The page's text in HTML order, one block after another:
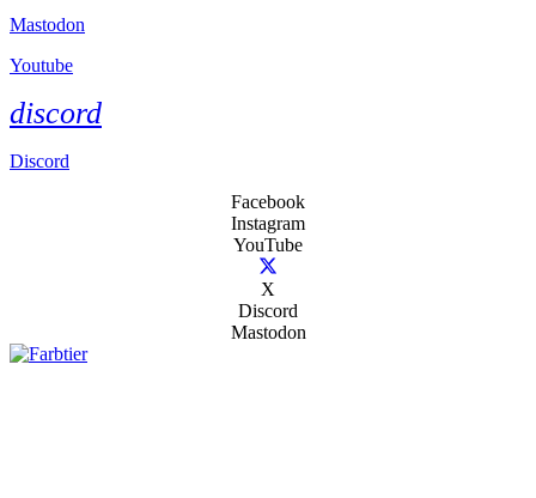
Mastodon
Youtube
discord
Discord
Facebook
Instagram
YouTube
X
Discord
Mastodon